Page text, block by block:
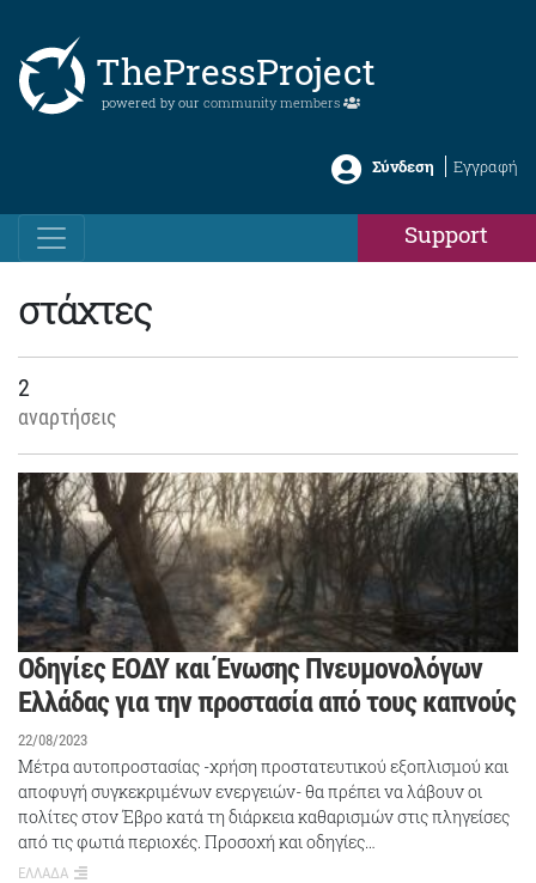
ThePressProject
powered by our community members
Σύνδεση Εγγραφή
Support
στάχτες
2
αναρτήσεις
Οδηγίες ΕΟΔΥ και Ένωσης Πνευμονολόγων
Ελλάδας για την προστασία από τους καπνούς
22/08/2023
Μέτρα αυτοπροστασίας -χρήση προστατευτικού εξοπλισμού και
αποφυγή συγκεκριμένων ενεργειών- θα πρέπει να λάβουν οι
πολίτες στον Έβρο κατά τη διάρκεια καθαρισμών στις πληγείσες
από τις φωτιά περιοχές. Προσοχή και οδηγίες…
ΕΛΛΑΔΑ